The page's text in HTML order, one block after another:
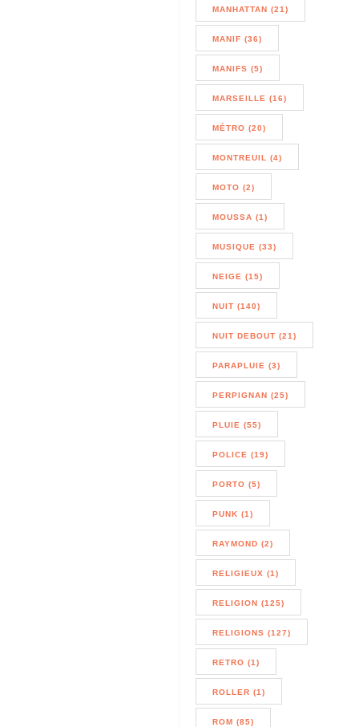
MANHATTAN (21)
MANIF (36)
MANIFS (5)
MARSEILLE (16)
MÉTRO (20)
MONTREUIL (4)
MOTO (2)
MOUSSA (1)
MUSIQUE (33)
NEIGE (15)
NUIT (140)
NUIT DEBOUT (21)
PARAPLUIE (3)
PERPIGNAN (25)
PLUIE (55)
POLICE (19)
PORTO (5)
PUNK (1)
RAYMOND (2)
RELIGIEUX (1)
RELIGION (125)
RELIGIONS (127)
RETRO (1)
ROLLER (1)
ROM (85)